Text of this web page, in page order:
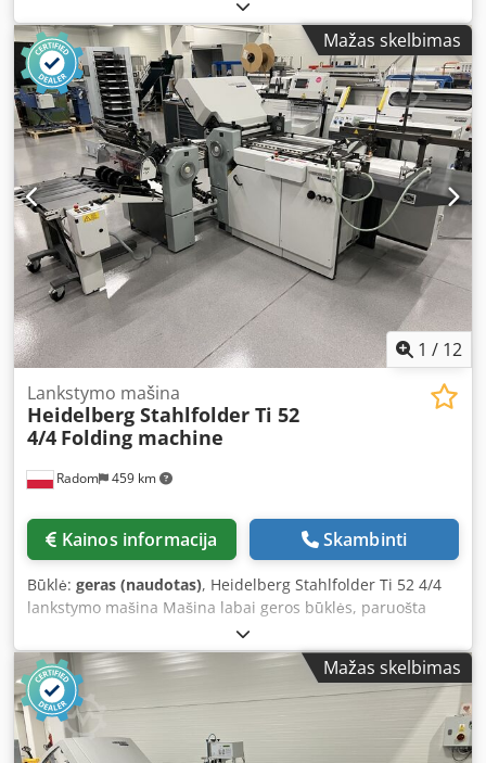
sheet feeding, a counter with packing, total count, and
folding speed display. Supplied with deflectors and brand
new creasing rollers. 230V power supply. Equipped with
Ritschle compressor. Extended electronic delivery section.
Continuous sheet feeding with vacuum roller from below.
Supports up to A2+ format. Paper weight handled: 40–240
gsm. Credswyakvjpfx Am Rjf Output capacity, A4/hour: up
to 30,000.
Mažas skelbimas
1 / 12
Radom 459 km
Lankstymo mašina
Heidelberg Stahlfolder Ti 52
4/4 Folding machine
Kainos informacija Skambinti
Būklė: geras (naudotas), Heidelberg Stahlfolder Ti 52 4/4
lankstymo mašina Mašina labai geros būklės, paruošta
darbui. Techninės specifikacijos: Csdpfx Amezlgc Ts Rorf
Minimalus popieriaus dydis: 105 x 150 mm Maksimalus
popieriaus dydis: 520 x 840 mm Aukšto padėjimo
padavimas (High stack feeding) Konfigūracija: – 4 kasetės
ant pirmo Ti-52 modulio – 4 kasetės ant antro 2.Ti-52
modulio – Mobilus išvedimas Kintamo greičio lankstymo
Mažas skelbimas